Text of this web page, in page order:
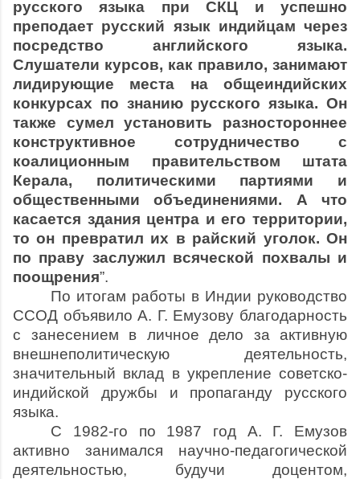
русского языка при СКЦ и успешно
преподает русский язык индийцам через
посредство английского языка.
Слушатели курсов, как правило, занимают
лидирующие места на общеиндийских
конкурсах по знанию русского языка. Он
также сумел установить разностороннее
конструктивное сотрудничество с
коалиционным правительством штата
Керала, политическими партиями и
общественными объединениями. А что
касается здания центра и его территории,
то он превратил их в райский уголок. Он
по праву заслужил всяческой похвалы и
поощрения”.
По итогам работы в Индии руководство
ССОД объявило А. Г. Емузову благодарность
с занесением в личное дело за активную
внешнеполитическую деятельность,
значительный вклад в укрепление советско-
индийской дружбы и пропаганду русского
языка.
С 1982-го по 1987 год А. Г. Емузов
активно занимался научно-педагогической
деятельностью, будучи доцентом,